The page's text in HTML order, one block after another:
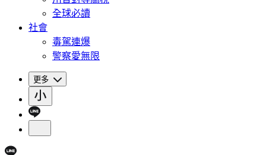
全球必讀
社會
毒駕連爆
警察愛無限
更多